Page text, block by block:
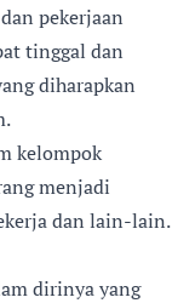
pekerjaan
tinggal dan
diharapkan
kelompok
menjadi
dan lain-lain.
dirinya yang